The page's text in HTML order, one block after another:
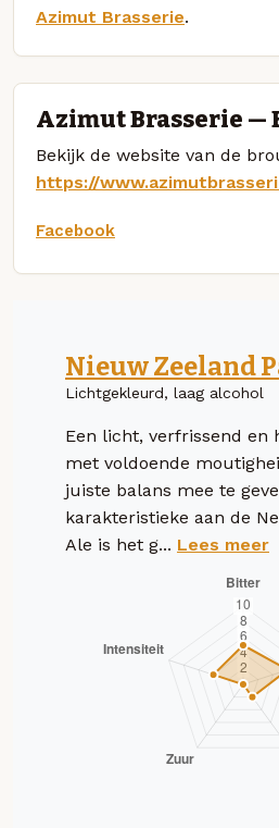
Azimut Brasserie.
Azimut Brasserie —
Bekijk de website van de
https://
Facebook
Nieuw Zeeland
Lichtgekleurd, laag alcohol
Een licht, verfrissend en
met voldoende
juiste balans mee te
karakteristieke aan de
Ale is het g... Lees meer